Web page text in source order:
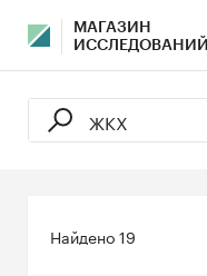
МАГАЗИН
ИССЛЕДОВАНИЙ
Найдено19